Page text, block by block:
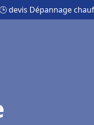
🕒 devis Dépannage